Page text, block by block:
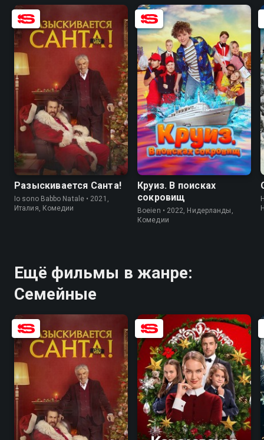
6.2
Разыскивается Санта!
Io sono Babbo Natale • 2021,
Италия, Комедии
7.3 4.3
Круиз. В поисках
сокровищ
Boeien • 2022, Нидерланды,
Комедии
Ещё фильмы в жанре:
Семейные